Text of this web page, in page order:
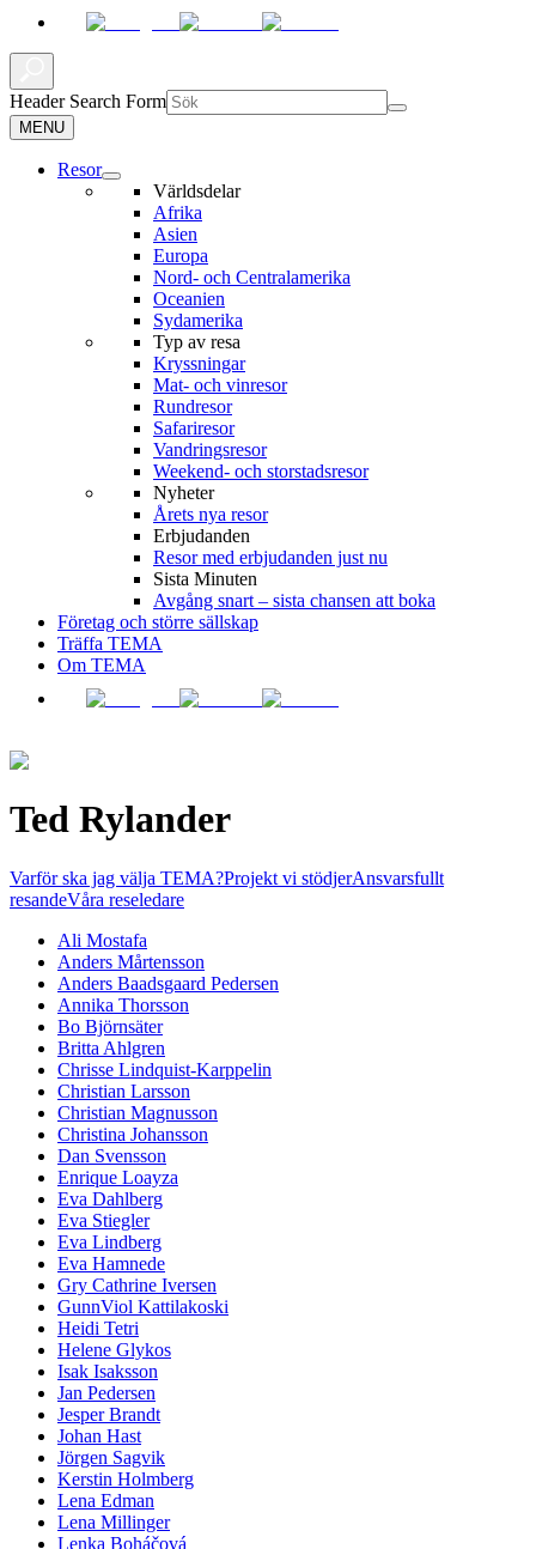
Header Search Form
MENU
Resor
Världsdelar
Afrika
Asien
Europa
Nord- och Centralamerika
Oceanien
Sydamerika
Typ av resa
Kryssningar
Mat- och vinresor
Rundresor
Safariresor
Vandringsresor
Weekend- och storstadsresor
Nyheter
Årets nya resor
Erbjudanden
Resor med erbjudanden just nu
Sista Minuten
Avgång snart – sista chansen att boka
Företag och större sällskap
Träffa TEMA
Om TEMA
Ted Rylander
Varför ska jag välja TEMA?Projekt vi stödjerAnsvarsfullt
resandeVåra reseledare
Ali Mostafa
Anders Mårtensson
Anders Baadsgaard Pedersen
Annika Thorsson
Bo Björnsäter
Britta Ahlgren
Chrisse Lindquist-Karppelin
Christian Larsson
Christian Magnusson
Christina Johansson
Dan Svensson
Enrique Loayza
Eva Dahlberg
Eva Stiegler
Eva Lindberg
Eva Hamnede
Gry Cathrine Iversen
GunnViol Kattilakoski
Heidi Tetri
Helene Glykos
Isak Isaksson
Jan Pedersen
Jesper Brandt
Johan Hast
Jörgen Sagvik
Kerstin Holmberg
Lena Edman
Lena Millinger
Lenka Boháčová